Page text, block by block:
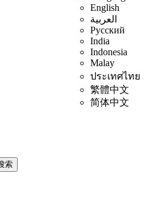
English
العربية
Русский
India
Indonesia
Malay
ประเทศไทย
繁體中文
简体中文